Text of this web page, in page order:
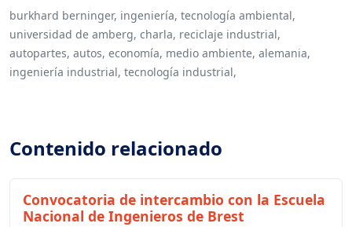
burkhard berninger, ingeniería, tecnología ambiental,
universidad de amberg, charla, reciclaje industrial,
autopartes, autos, economía, medio ambiente, alemania,
ingeniería industrial, tecnología industrial,
Contenido relacionado
Convocatoria de intercambio con la Escuela
Nacional de Ingenieros de Brest